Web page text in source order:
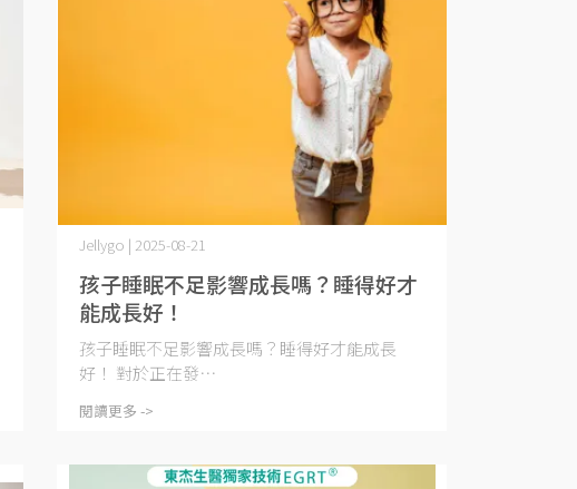
孩子睡眠不足影響成長嗎？睡得好才
能成長好！
Jellygo | 2025-08-21
孩子睡眠不足影響成長嗎？睡得好才能成長
好！ 對於正在發⋯
閱讀更多 ->